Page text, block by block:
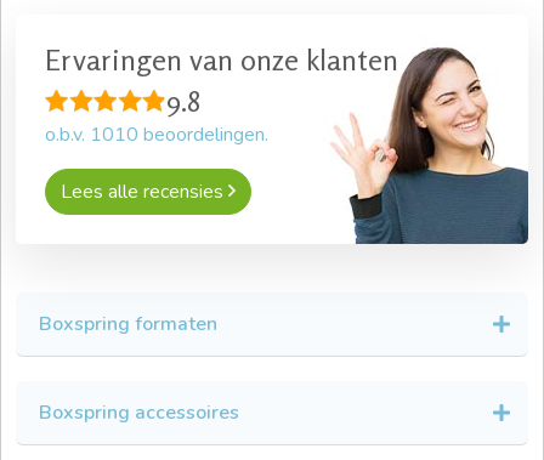
Ervaringen van onze klanten
9.8
o.b.v. 1010 beoordelingen.
Lees alle recensies
Boxspring formaten
Boxspring accessoires